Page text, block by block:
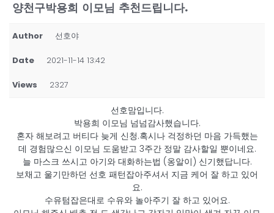
양천구박용희 이모님 추천드립니다.
Author 선호야
Date 2021-11-14 13:42
Views 2327
선호맘입니다.
박용희 이모님 넘넘감사했습니다.
혼자 해보려고 버티다 늦게 신청.혹시나 걱정하던 마음 가득했는
데 경험많으신 이모님 도움받고 3주간 정말 감사할일 뿐이네요.
늘 마스크 쓰시고 아기와 대화하는법 (옹알이) 신기했답니다.
보채고 울기만하던 선호 패턴잡아주셔서 지금 케어 잘 하고 있어
요.
수유텀잡은대로 수유와 놀아주기 잘 하고 있어요.